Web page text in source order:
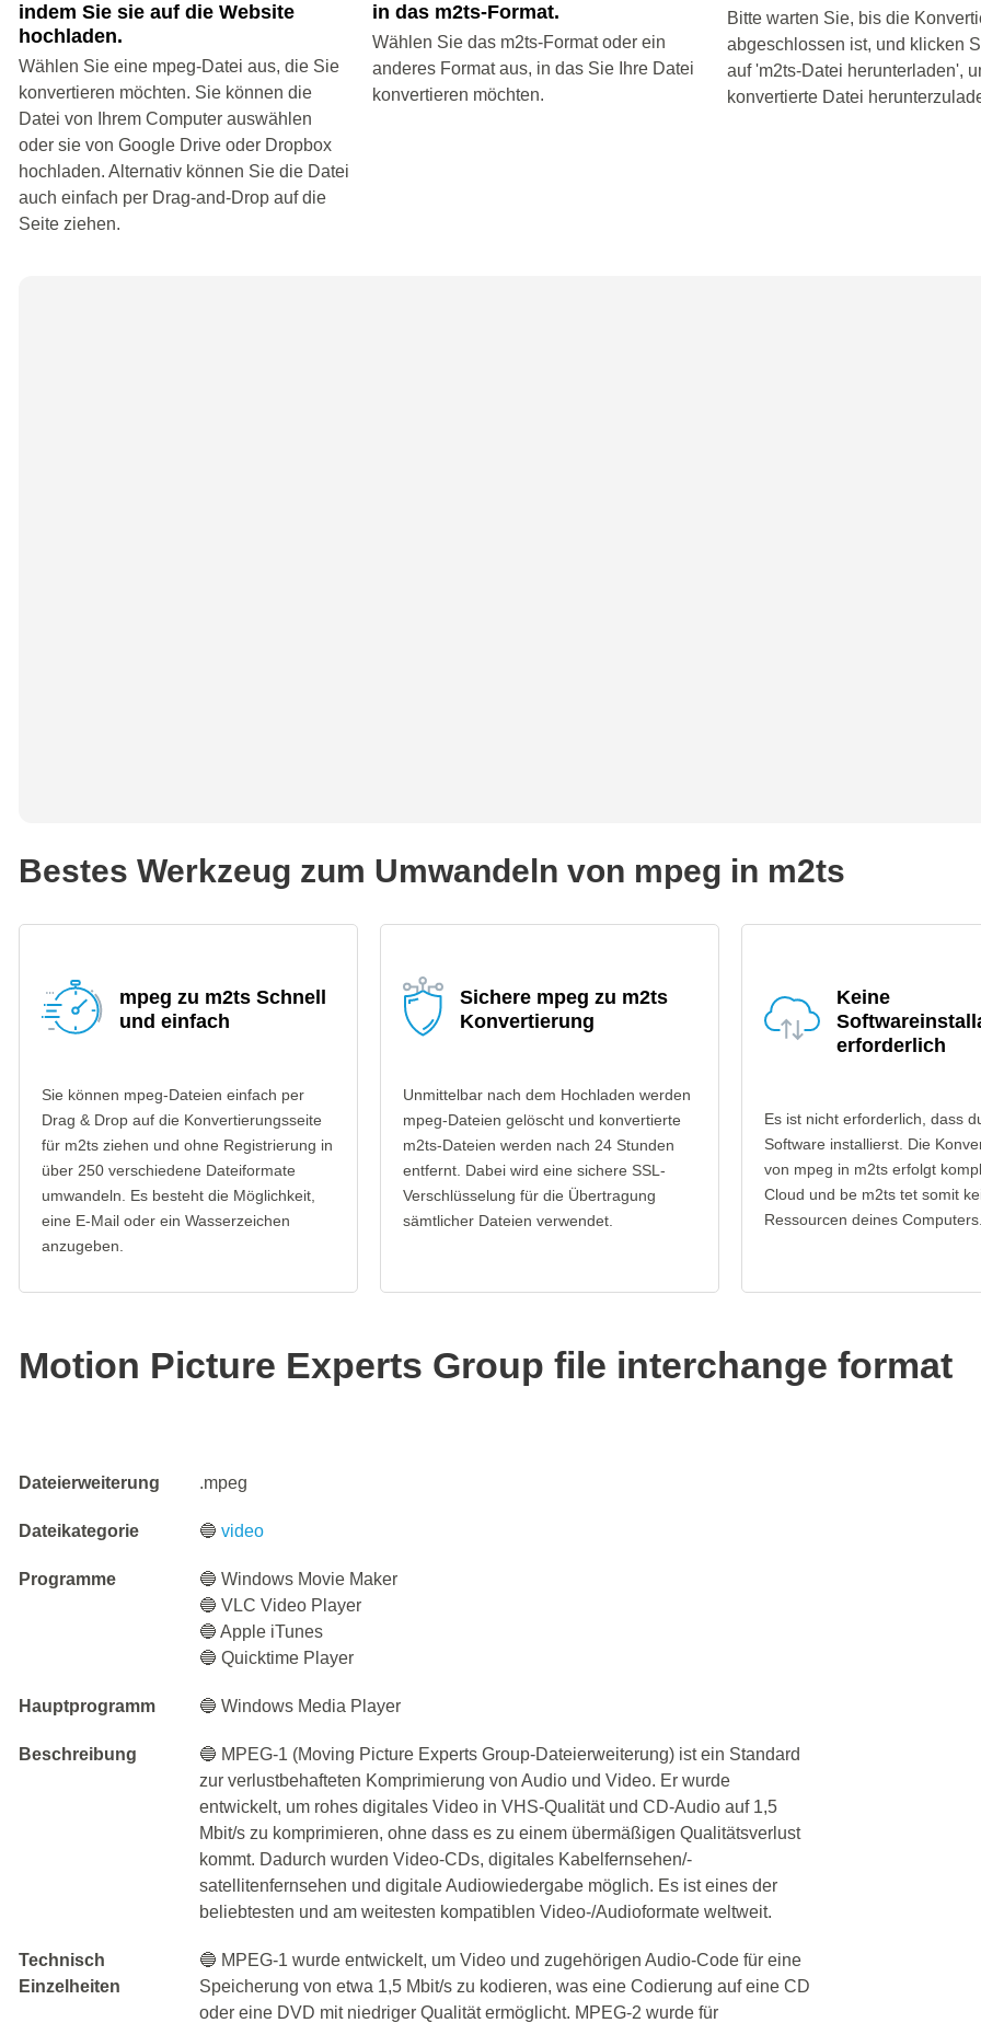
indem Sie sie auf die Website
hochladen.
Wählen Sie eine mpeg-Datei aus, die Sie
konvertieren möchten. Sie können die
Datei von Ihrem Computer auswählen
oder sie von Google Drive oder Dropbox
hochladen. Alternativ können Sie die Datei
auch einfach per Drag-and-Drop auf die
Seite ziehen.
in das m2ts-Format.
Wählen Sie das m2ts-Format oder ein
anderes Format aus, in das Sie Ihre Datei
konvertieren möchten.
Bitte warten Sie, bis die
abgeschlossen ist, und klicken
auf 'm2ts-Datei herunterladen',
konvertierte Datei
Bestes Werkzeug zum Umwandeln von mpeg in m2ts
mpeg zu m2ts Schnell
und einfach
Sie können mpeg-Dateien einfach per
Drag & Drop auf die Konvertierungsseite
für m2ts ziehen und ohne Registrierung in
über 250 verschiedene Dateiformate
umwandeln. Es besteht die Möglichkeit,
eine E-Mail oder ein Wasserzeichen
anzugeben.
Sichere mpeg zu m2ts
Konvertierung
Unmittelbar nach dem Hochladen werden
mpeg-Dateien gelöscht und konvertierte
m2ts-Dateien werden nach 24 Stunden
entfernt. Dabei wird eine sichere SSL-
Verschlüsselung für die Übertragung
sämtlicher Dateien verwendet.
Keine
erforderlich
Es ist nicht erforderlich, dass
Software installierst. Die
von mpeg in m2ts erfolgt
Cloud und be m2ts tet somit
Ressourcen deines Computers.
Motion Picture Experts Group file interchange format
Dateierweiterung .mpeg
Dateikategorie 🔵video
Programme
🔵 Windows Movie Maker
🔵 VLC Video Player
🔵 Apple iTunes
🔵 Quicktime Player
Hauptprogramm 🔵 Windows Media Player
Beschreibung
🔵 MPEG-1 (Moving Picture Experts Group-Dateierweiterung) ist ein Standard
zur verlustbehafteten Komprimierung von Audio und Video. Er wurde
entwickelt, um rohes digitales Video in VHS-Qualität und CD-Audio auf 1,5
Mbit/s zu komprimieren, ohne dass es zu einem übermäßigen Qualitätsverlust
kommt. Dadurch wurden Video-CDs, digitales Kabelfernsehen/-
satellitenfernsehen und digitale Audiowiedergabe möglich. Es ist eines der
beliebtesten und am weitesten kompatiblen Video-/Audioformate weltweit.
Technisch
Einzelheiten
🔵 MPEG-1 wurde entwickelt, um Video und zugehörigen Audio-Code für eine
Speicherung von etwa 1,5 Mbit/s zu kodieren, was eine Codierung auf eine CD
oder eine DVD mit niedriger Qualität ermöglicht. MPEG-2 wurde für